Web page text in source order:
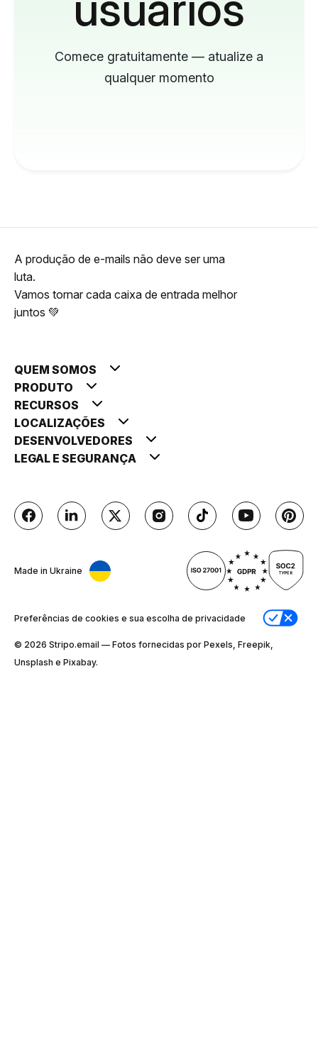
Comece gratuitamente — atualize a
qualquer momento
A produção de e-mails não deve ser uma
luta.
Vamos tornar cada caixa de entrada melhor
juntos 💚
QUEM SOMOS
PRODUTO
RECURSOS
LOCALIZAÇÕES
DESENVOLVEDORES
LEGAL E SEGURANÇA
Made in Ukraine
Preferências de cookies e sua escolha de privacidade
© 2026 Stripо.email — Fotos fornecidas por Pexels, Freepik,
Unsplash e Pixabay.